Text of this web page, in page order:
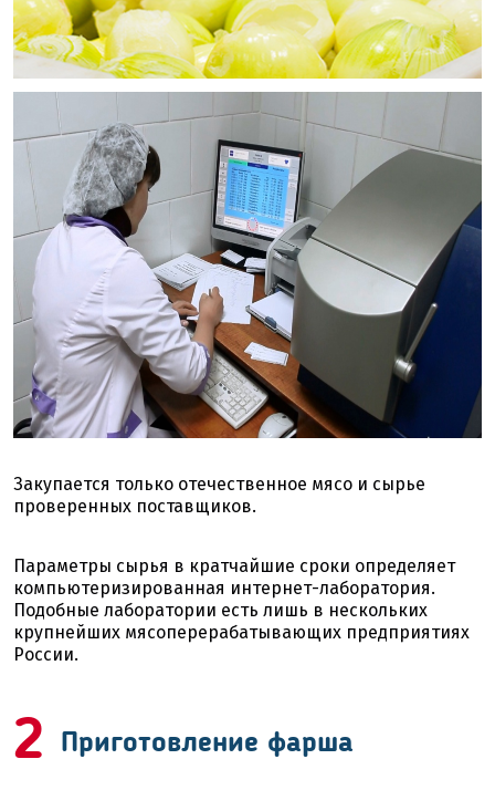
Закупается только отечественное мясо и сырье
проверенных поставщиков.
Параметры сырья в кратчайшие сроки определяет
компьютеризированная интернет-лаборатория.
Подобные лаборатории есть лишь в нескольких
крупнейших мясоперерабатывающих предприятиях
России.
2 Приготовление фарша